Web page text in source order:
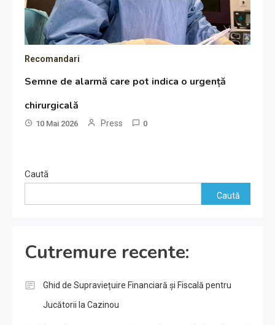
Recomandari
Semne de alarmă care pot indica o urgență
chirurgicală
10 Mai 2026 Press 0
Caută
Caută
Cutremure recente:
Ghid de Supraviețuire Financiară și Fiscală pentru
Jucătorii la Cazinou